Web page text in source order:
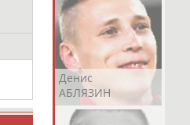
Денис
АБЛЯЗИН